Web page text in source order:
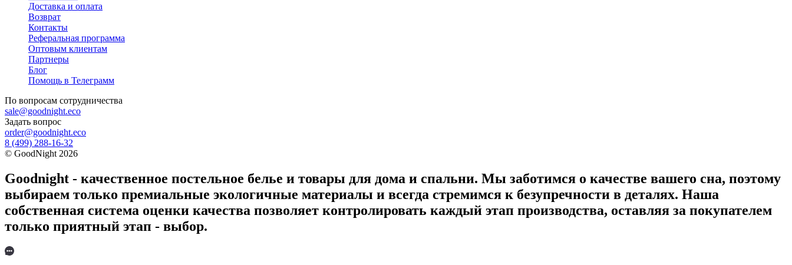
Доставка и оплата
Возврат
Контакты
Реферальная программа
Оптовым клиентам
Партнеры
Блог
Помощь в Телеграмм
По вопросам сотрудничества
sale@goodnight.eco
Задать вопрос
order@goodnight.eco
8 (499) 288-16-32
© GoodNight 2026
Goodnight - качественное постельное белье и товары для дома и спальни. Мы заботимся о качестве вашего сна, поэтому
выбираем только премиальные экологичные материалы и всегда стремимся к безупречности в деталях. Наша
собственная система оценки качества позволяет контролировать каждый этап производства, оставляя за покупателем
только приятный этап - выбор.